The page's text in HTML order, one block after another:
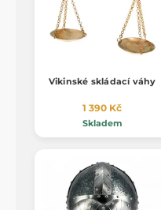
Vikinské skládací váhy
1 390 Kč
Skladem